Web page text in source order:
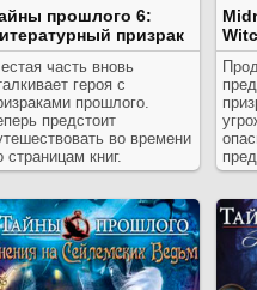
прошлого 6:
призрак
часть вновь
героя с
прошлого.
предстоит
во времени
страницам книг.